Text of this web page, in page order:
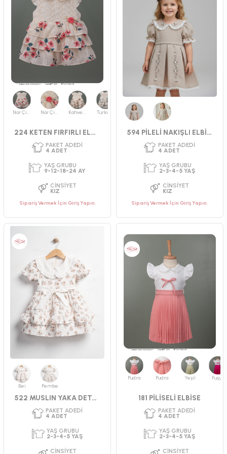
PAKET ADEDI
4ADET
2-3-4-5 YAŞ
CINSIYET
PAKET ADEDI
4ADET
9-12-18-24 AY
CINSIYET
Nar Çiçeği Nar Çiçeği Kahverengi
224 KETEN FIRFIRLI ELBİSE
Sipariş Vermek İçin Giriş Yapın.
594 PİLELİ NAKIŞLI ELBİSE
Sipariş Vermek İçin Giriş Yapın.
Bej Pembe
522 MUSLIN YAKA DETAYLI ELBİSE 2-5
Pudra Pudra Yeşil Fuşya
181 PİLİSELİ ELBİSE